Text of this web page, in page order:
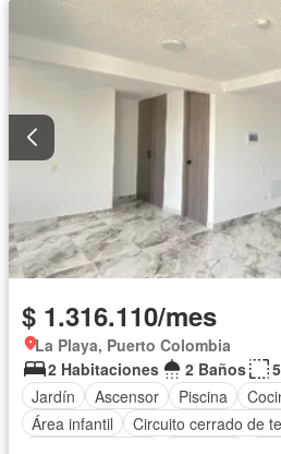
$ 1.316.110/mes
La Playa, Puerto Colombia
2 Habitaciones
2 Baños
Jardín
Ascensor Piscina
Área infantil
Circuito cerrado de